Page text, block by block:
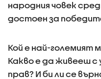
народния човек
достоен за
Кой е най-големият
Какво е да живееш с
прав? И би ли се